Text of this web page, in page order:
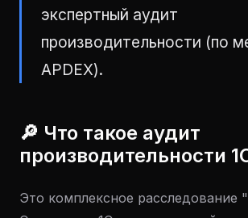
экспертный аудит
производительности (по
APDEX).
🔎 Что такое аудит
производительности
Это комплексное расследование